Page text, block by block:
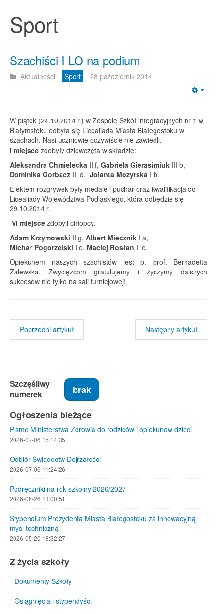
Sport
Szachiści I LO na podium
Aktualności Sport 28 październik 2014
W piątek (24.10.2014 r.) w Zespole Szkół Integracyjnych nr 1 w
Białymstoku odbyła się Licealiada Miasta Białegostoku w
szachach. Nasi uczniowie oczywiście nie zawiedli.
I miejsce zdobyły dziewczęta w składzie:
Aleksandra Chmielecka II f, Gabriela Gierasimiuk III b,
Dominika Gorbacz III d, Jolanta Mozyrska I b.
Efektem rozgrywek były medale i puchar oraz kwalifikacja do
Licealiady Województwa Podlaskiego, która odbędzie się
29.10.2014 r.
VI miejsce zdobyli chłopcy:
Adam Krzymowski II g, Albert Miecznik I a,
Michał Pogorzelski I e, Maciej Rosłan II e.
Opiekunem naszych szachistów jest p. prof. Bernadetta
Zalewska. Zwycięzcom gratulujemy i życzymy dalszych
sukcesów nie tylko na sali turniejowej!
Poprzedni artykuł Następny artykuł
Szczęśliwy
numerek
brak
Ogłoszenia bieżące
Pismo Ministerstwa Zdrowia do rodziców i opiekunów dzieci
2026-07-06 15:14:35
Odbiór Świadectw Dojrzałości
2026-07-06 11:24:26
Podręczniki na rok szkolny 2026/2027
2026-06-26 13:00:51
Stypendium Prezydenta Miasta Białegostoku za innowacyjną
myśl techniczną
2026-05-20 18:32:27
Z życia szkoły
Dokumenty Szkoły
Osiągnięcia i stypendyści